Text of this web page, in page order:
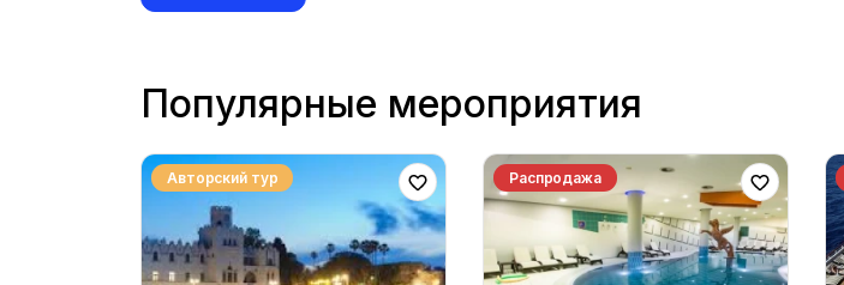
Популярные мероприятия
Авторский тур Распродажа